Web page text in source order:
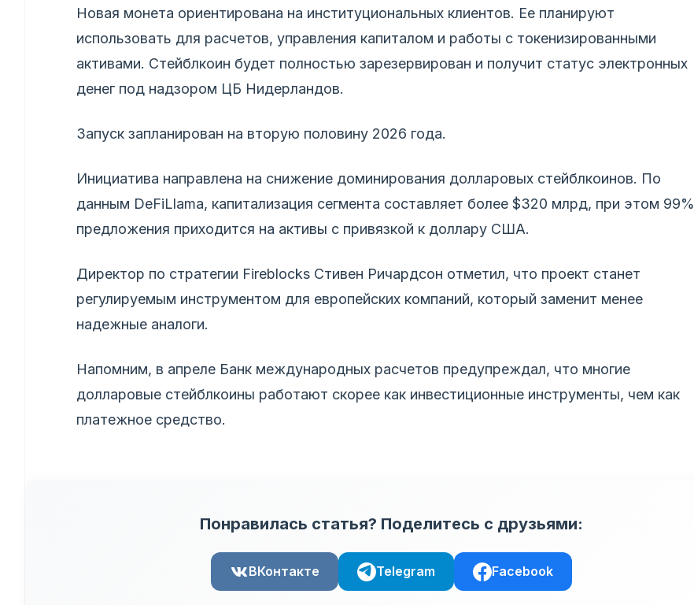
Новая монета ориентирована на институциональных клиентов. Ее планируют
использовать для расчетов, управления капиталом и работы с токенизированными
активами. Стейблкоин будет полностью зарезервирован и получит статус электронных
денег под надзором ЦБ Нидерландов.
Запуск запланирован на вторую половину 2026 года.
Инициатива направлена на снижение доминирования долларовых стейблкоинов. По
данным DeFiLlama, капитализация сегмента составляет более $320 млрд, при этом 99%
предложения приходится на активы с привязкой к доллару США.
Директор по стратегии Fireblocks Стивен Ричардсон отметил, что проект станет
регулируемым инструментом для европейских компаний, который заменит менее
надежные аналоги.
Напомним, в апреле Банк международных расчетов предупреждал, что многие
долларовые стейблкоины работают скорее как инвестиционные инструменты, чем как
платежное средство.
Понравилась статья? Поделитесь с друзьями:
ВКонтакте Telegram Facebook